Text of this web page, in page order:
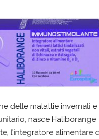
delle malattie invernali
nasce Haliborange
l’integratore alimentare